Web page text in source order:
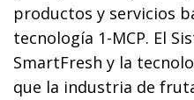
productos y servicios
tecnología 1-MCP. El
SmartFresh y la
que la industria de